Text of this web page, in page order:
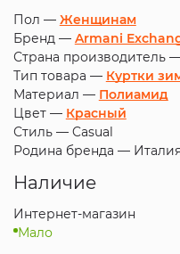
Пол — Женщинам
Бренд — Armani
Страна производитель
Тип товара — Куртки
Материал — Полиамид
Цвет — Красный
Стиль — Casual
Родина бренда — Италия
Наличие
Интернет-магазин
Мало